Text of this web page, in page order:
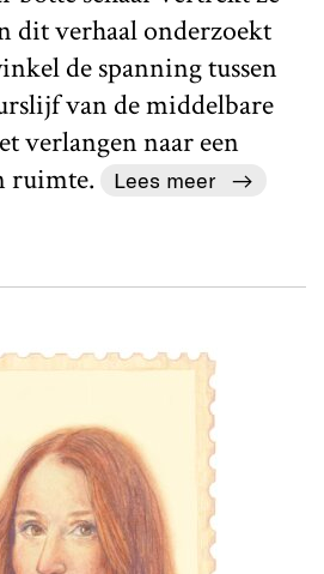
dit verhaal onderzoekt
de spanning tussen
van de middelbare
verlangen naar een
ruimte.
Lees meer